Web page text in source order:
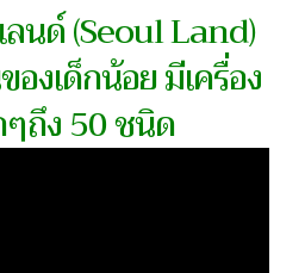
นด์ (Seoul Land)
งเด็กน้อย มีเครื่อง
ถึง 50 ชนิด